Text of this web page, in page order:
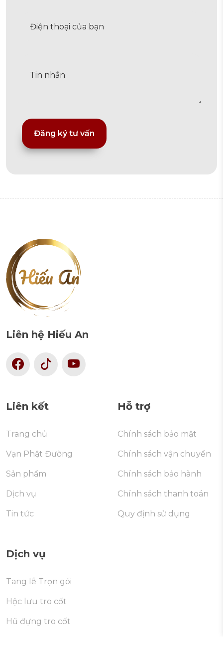
Liên hệ Hiếu An
Liên kết
Trang chủ
Vạn Phật Đường
Sản phẩm
Dịch vụ
Tin tức
Hỗ trợ
Chính sách bảo mật
Chính sách vận chuyển
Chính sách bảo hành
Chính sách thanh toán
Quy định sử dụng
Dịch vụ
Tang lễ Trọn gói
Hộc lưu tro cốt
Hũ đựng tro cốt